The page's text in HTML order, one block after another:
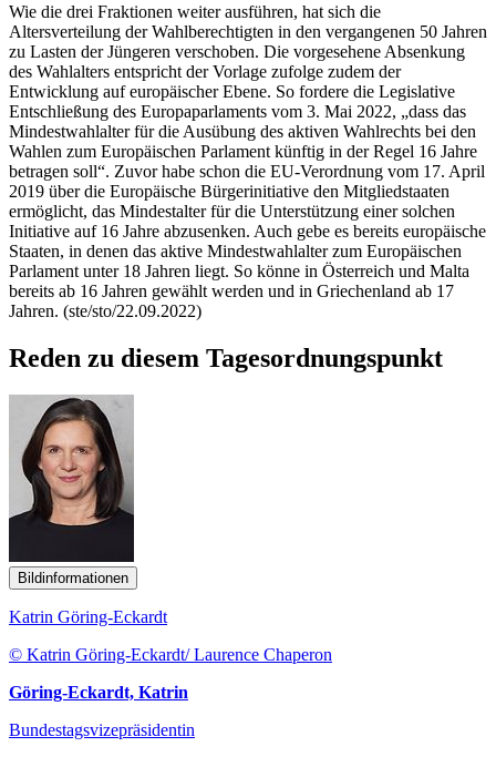
Wie die drei Fraktionen weiter ausführen, hat sich die
Altersverteilung der Wahlberechtigten in den vergangenen 50 Jahren
zu Lasten der Jüngeren verschoben. Die vorgesehene Absenkung
des Wahlalters entspricht der Vorlage zufolge zudem der
Entwicklung auf europäischer Ebene. So fordere die Legislative
Entschließung des Europaparlaments vom 3. Mai 2022, „dass das
Mindestwahlalter für die Ausübung des aktiven Wahlrechts bei den
Wahlen zum Europäischen Parlament künftig in der Regel 16 Jahre
betragen soll“. Zuvor habe schon die EU-Verordnung vom 17. April
2019 über die Europäische Bürgerinitiative den Mitgliedstaaten
ermöglicht, das Mindestalter für die Unterstützung einer solchen
Initiative auf 16 Jahre abzusenken. Auch gebe es bereits europäische
Staaten, in denen das aktive Mindestwahlalter zum Europäischen
Parlament unter 18 Jahren liegt. So könne in Österreich und Malta
bereits ab 16 Jahren gewählt werden und in Griechenland ab 17
Jahren. (ste/sto/22.09.2022)
Reden zu diesem Tagesordnungspunkt
Bildinformationen
Katrin Göring-Eckardt
© Katrin Göring-Eckardt/ Laurence Chaperon
Göring-Eckardt, Katrin
Bundestagsvizepräsidentin